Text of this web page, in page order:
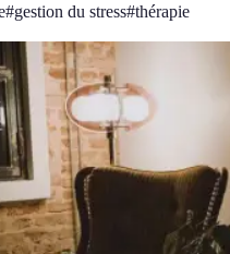
#gestion du stress#thérapie